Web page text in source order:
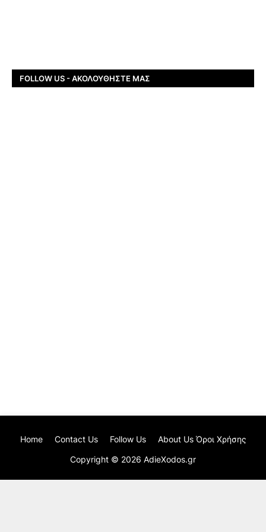
FOLLOW US - ΑΚΟΛΟΥΘΉΣΤΕ ΜΑΣ
Copyright © 2026 AdieXodos.gr
Home Contact Us Follow Us About Us Όροι Χρήσης